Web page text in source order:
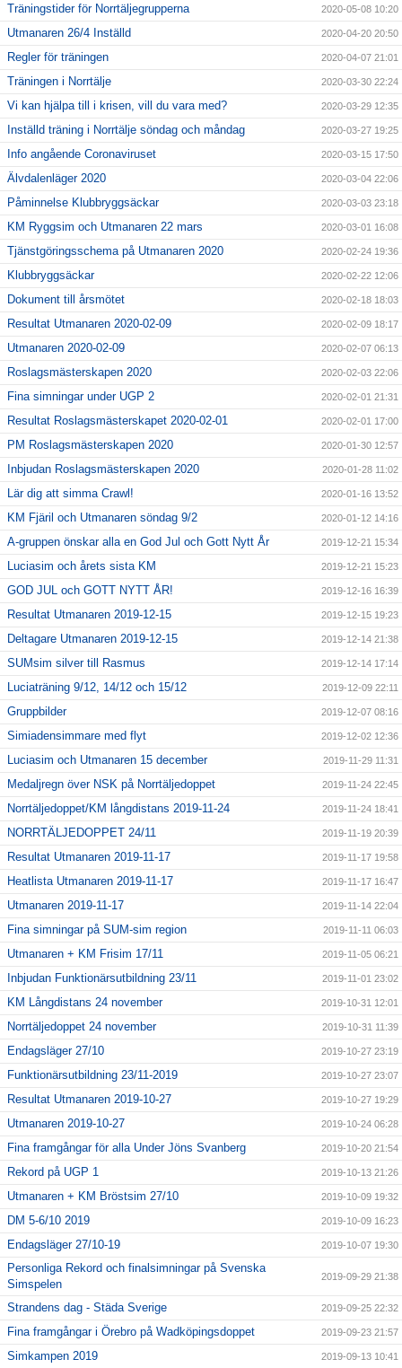
Träningstider för Norrtäljegrupperna 2020-05-08 10:20
Utmanaren 26/4 Inställd 2020-04-20 20:50
Regler för träningen 2020-04-07 21:01
Träningen i Norrtälje 2020-03-30 22:24
Vi kan hjälpa till i krisen, vill du vara med? 2020-03-29 12:35
Inställd träning i Norrtälje söndag och måndag 2020-03-27 19:25
Info angående Coronaviruset 2020-03-15 17:50
Älvdalenläger 2020 2020-03-04 22:06
Påminnelse Klubbryggsäckar 2020-03-03 23:18
KM Ryggsim och Utmanaren 22 mars 2020-03-01 16:08
Tjänstgöringsschema på Utmanaren 2020 2020-02-24 19:36
Klubbryggsäckar 2020-02-22 12:06
Dokument till årsmötet 2020-02-18 18:03
Resultat Utmanaren 2020-02-09 2020-02-09 18:17
Utmanaren 2020-02-09 2020-02-07 06:13
Roslagsmästerskapen 2020 2020-02-03 22:06
Fina simningar under UGP 2 2020-02-01 21:31
Resultat Roslagsmästerskapet 2020-02-01 2020-02-01 17:00
PM Roslagsmästerskapen 2020 2020-01-30 12:57
Inbjudan Roslagsmästerskapen 2020 2020-01-28 11:02
Lär dig att simma Crawl! 2020-01-16 13:52
KM Fjäril och Utmanaren söndag 9/2 2020-01-12 14:16
A-gruppen önskar alla en God Jul och Gott Nytt År 2019-12-21 15:34
Luciasim och årets sista KM 2019-12-21 15:23
GOD JUL och GOTT NYTT ÅR! 2019-12-16 16:39
Resultat Utmanaren 2019-12-15 2019-12-15 19:23
Deltagare Utmanaren 2019-12-15 2019-12-14 21:38
SUMsim silver till Rasmus 2019-12-14 17:14
Luciaträning 9/12, 14/12 och 15/12 2019-12-09 22:11
Gruppbilder 2019-12-07 08:16
Simiadensimmare med flyt 2019-12-02 12:36
Luciasim och Utmanaren 15 december 2019-11-29 11:31
Medaljregn över NSK på Norrtäljedoppet 2019-11-24 22:45
Norrtäljedoppet/KM långdistans 2019-11-24 2019-11-24 18:41
NORRTÄLJEDOPPET 24/11 2019-11-19 20:39
Resultat Utmanaren 2019-11-17 2019-11-17 19:58
Heatlista Utmanaren 2019-11-17 2019-11-17 16:47
Utmanaren 2019-11-17 2019-11-14 22:04
Fina simningar på SUM-sim region 2019-11-11 06:03
Utmanaren + KM Frisim 17/11 2019-11-05 06:21
Inbjudan Funktionärsutbildning 23/11 2019-11-01 23:02
KM Långdistans 24 november 2019-10-31 12:01
Norrtäljedoppet 24 november 2019-10-31 11:39
Endagsläger 27/10 2019-10-27 23:19
Funktionärsutbildning 23/11-2019 2019-10-27 23:07
Resultat Utmanaren 2019-10-27 2019-10-27 19:29
Utmanaren 2019-10-27 2019-10-24 06:28
Fina framgångar för alla Under Jöns Svanberg 2019-10-20 21:54
Rekord på UGP 1 2019-10-13 21:26
Utmanaren + KM Bröstsim 27/10 2019-10-09 19:32
DM 5-6/10 2019 2019-10-09 16:23
Endagsläger 27/10-19 2019-10-07 19:30
Personliga Rekord och finalsimningar på Svenska
Simspelen
2019-09-29 21:38
Strandens dag - Städa Sverige 2019-09-25 22:32
Fina framgångar i Örebro på Wadköpingsdoppet 2019-09-23 21:57
Simkampen 2019 2019-09-13 10:41